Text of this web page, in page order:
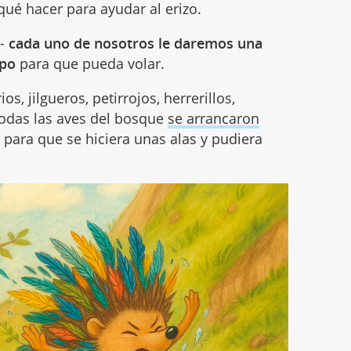
hacer para ayudar al erizo.
cada uno de nosotros le daremos una
para que pueda volar.
jilgueros, petirrojos, herrerillos,
las aves del bosque se arrancaron
que se hiciera unas alas y pudiera